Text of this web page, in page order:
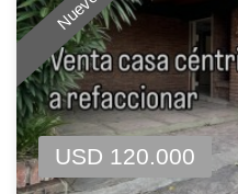
USD 120.000